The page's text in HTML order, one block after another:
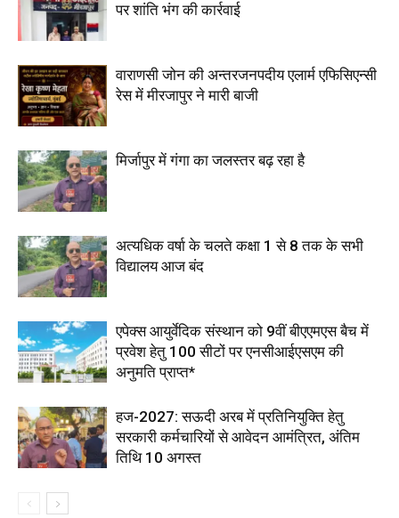
पर शांति भंग की कार्रवाई
वाराणसी जोन की अन्तरजनपदीय एलार्म एफिसिएन्सी
रेस में मीरजापुर ने मारी बाजी
मिर्जापुर में गंगा का जलस्तर बढ़ रहा है
अत्यधिक वर्षा के चलते कक्षा 1 से 8 तक के सभी
विद्यालय आज बंद
एपेक्स आयुर्वेदिक संस्थान को 9वीं बीएएमएस बैच में
प्रवेश हेतु 100 सीटों पर एनसीआईएसएम की
अनुमति प्राप्त*
हज-2027: सऊदी अरब में प्रतिनियुक्ति हेतु
सरकारी कर्मचारियों से आवेदन आमंत्रित, अंतिम
तिथि 10 अगस्त